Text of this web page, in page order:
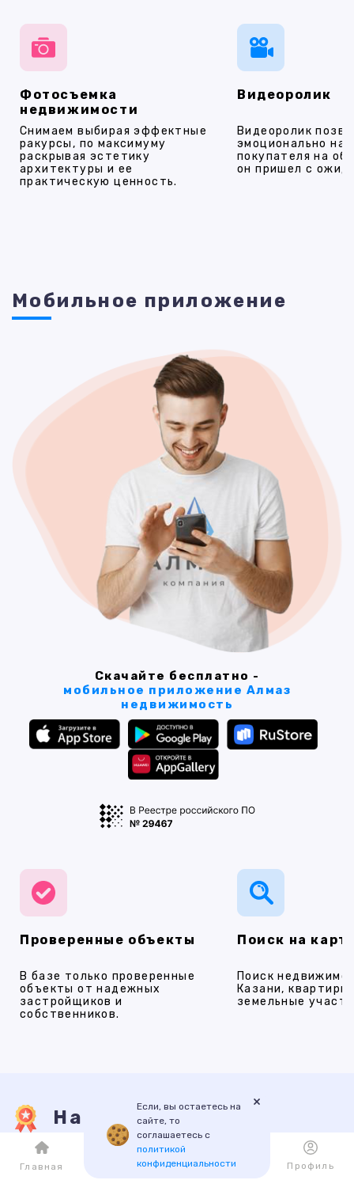
Фотосъемка
недвижимости
Снимаем выбирая эффектные
ракурсы, по максимуму
раскрывая эстетику
архитектуры и ее
практическую ценность.
Видеоролик
Видеоролик
эмоционально
покупателя на
он пришел с
Мобильное приложение
Скачайте бесплатно -
мобильное приложение Алмаз
недвижимость
Проверенные объекты
В базе только проверенные
объекты от надежных
застройщиков и
собственников.
Поиск на
Поиск
Казани,
земельные
Наши услуги
ПРОДАЖА АРЕНДА НОВОСТРОЙКИ ИПОТЕКА
Если, вы остаетесь на
сайте, то
соглашаетесь с
политикой
конфиденциальности
×
Главная Каталог Избранное Профиль